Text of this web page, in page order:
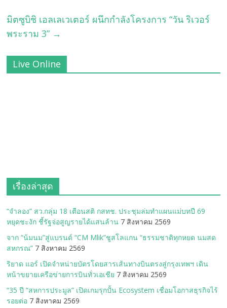
มิตซูบิชิ เอลเลเวเตอร์ ผนึกกำลังโครงการ “วัน ริเวอร์
พระราม 3” →
Live Online
เรื่องล่าสุด
“จำลอง” สว.กลุ่ม 18 เตือนสติ กสทช. ประชุมล่มทำแผนแม่บทปี 69
หยุดชะงัก ชี้รัฐจ่อสูญรายได้แสนล้าน 7 สิงหาคม 2569
จาก “น้มนม”สู่แบรนด์ “CM Mlik”ชูสโลแกน “ธรรมชาติทุกหยด นมสด
สหกรณ” 7 สิงหาคม 2569
ริยาด แอร์ เปิดจำหน่ายบัตรโดยสารเส้นทางบินตรงสู่กรุงเทพฯ เดิน
หน้าขยายเครือข่ายการบินทั่วเอเชีย 7 สิงหาคม 2569
“35 ปี “สหการประมูล” เปิดเกมรุกปั้น Ecosystem เชื่อมโอกาสธุรกิจไร้
รอยต่อ 7 สิงหาคม 2569